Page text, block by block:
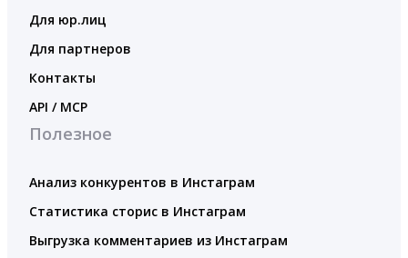
Для юр.лиц
Для партнеров
Контакты
API / MCP
Полезное
Анализ конкурентов в Инстаграм
Статистика сторис в Инстаграм
Выгрузка комментариев из Инстаграм